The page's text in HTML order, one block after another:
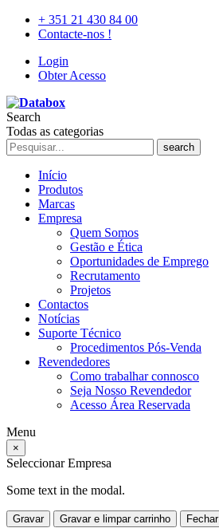
+ 351 21 430 84 00
Contacte-nos !
Login
Obter Acesso
Search
Todas as categorias
search
Início
Produtos
Marcas
Empresa
Quem Somos
Gestão e Ética
Oportunidades de Emprego
Recrutamento
Projetos
Contactos
Notícias
Suporte Técnico
Procedimentos Pós-Venda
Revendedores
Como trabalhar connosco
Seja Nosso Revendedor
Acesso Área Reservada
Menu
×
Seleccionar Empresa
Some text in the modal.
Gravar Gravar e limpar carrinho Fechar